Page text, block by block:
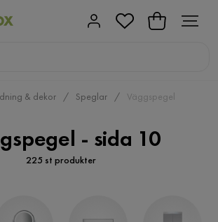
& dekor Speglar Väggspegel
- sida 10
225 st produkter